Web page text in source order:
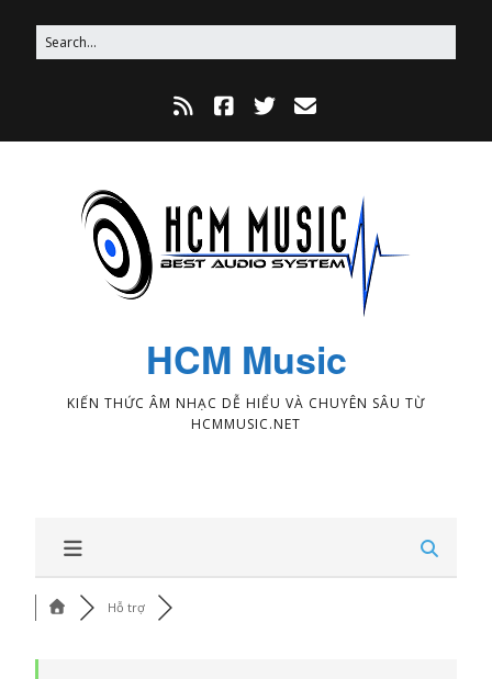
HCM Music
KIẾN THỨC ÂM NHẠC DỄ HIỂU VÀ CHUYÊN SÂU TỪ
HCMMUSIC.NET
Hỗ trợ